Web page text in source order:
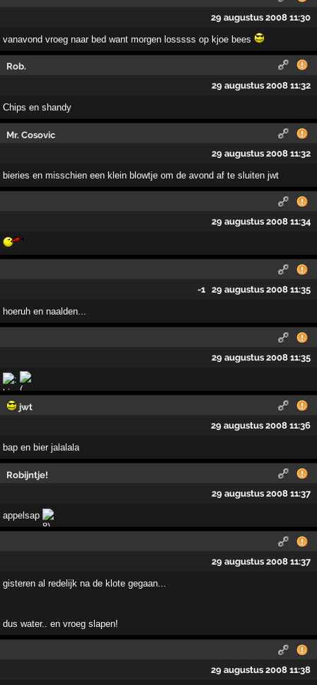
29 augustus 2008 11:30
vanavond vroeg naar bed want morgen losssss op kjoe bees
Rob.
29 augustus 2008 11:32
Chips en shandy
Mr. Cosovic
29 augustus 2008 11:32
bieries en misschien een klein blowtje om de avond af te sluiten jwt
29 augustus 2008 11:34
-1 29 augustus 2008 11:35
hoeruh en naalden...
29 augustus 2008 11:35
jwt
29 augustus 2008 11:36
bap en bier jalalala
Robijntje!
29 augustus 2008 11:37
appelsap
29 augustus 2008 11:37
gisteren al redelijk na de klote gegaan...
dus water.. en vroeg slapen!
29 augustus 2008 11:38